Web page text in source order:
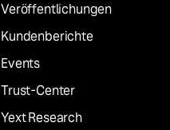
Veröffentlichungen
Kundenberichte
Events
Trust-Center
Yext Research